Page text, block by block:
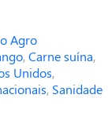
Agro
,Carne suína,
Unidos,
, Sanidade